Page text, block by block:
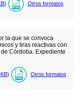
) Otros formatos
la que se convoca
y tiras reactivas con
Córdoba. Expediente
KB) Otros formatos